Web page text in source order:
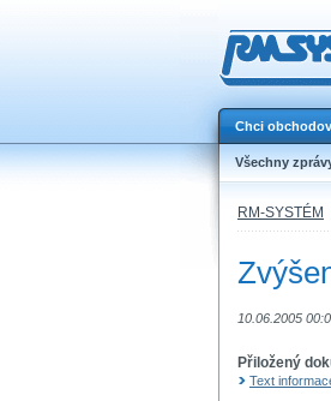
Chci
Všechny
RM-SYSTÉM
10.06.2005
Přiložený
Text